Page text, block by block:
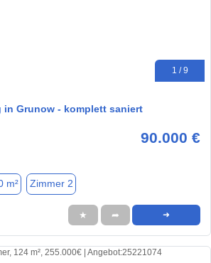
1 / 9
in Grunow - komplett saniert
90.000 €
m² Zimmer 2
★ ➦ ➜